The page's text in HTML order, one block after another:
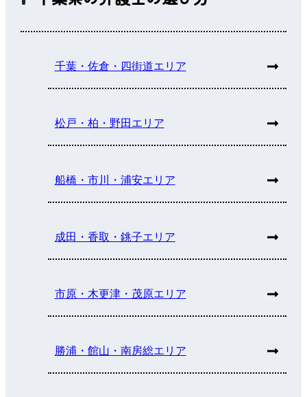
千葉・佐倉・四街道エリア
松戸・柏・野田エリア
船橋・市川・浦安エリア
成田・香取・銚子エリア
市原・木更津・茂原エリア
勝浦・館山・南房総エリア